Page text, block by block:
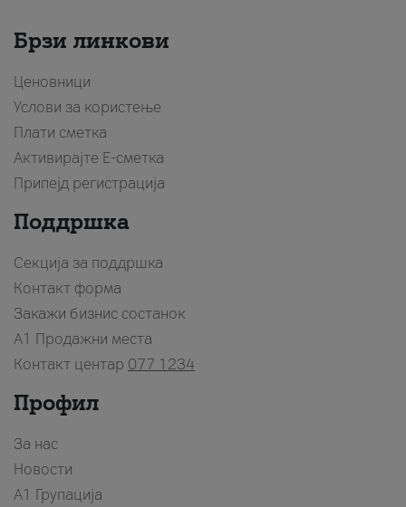
Брзи линкови
Ценовници
Услови за користење
Плати сметка
Активирајте Е-сметка
Припејд регистрација
Поддршка
Секција за поддршка
Контакт форма
Закажи бизнис состанок
A1 Продажни места
Контакт центар 077 1234
Профил
За нас
Новости
А1 Групација